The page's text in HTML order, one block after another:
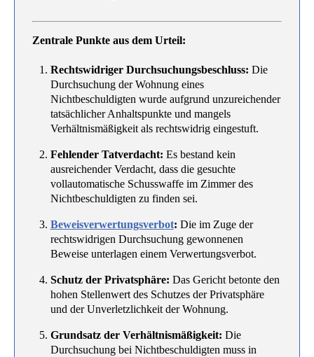
Zentrale Punkte aus dem Urteil:
Rechtswidriger Durchsuchungsbeschluss: Die
Durchsuchung der Wohnung eines
Nichtbeschuldigten wurde aufgrund unzureichender
tatsächlicher Anhaltspunkte und mangels
Verhältnismäßigkeit als rechtswidrig eingestuft.
Fehlender Tatverdacht: Es bestand kein
ausreichender Verdacht, dass die gesuchte
vollautomatische Schusswaffe im Zimmer des
Nichtbeschuldigten zu finden sei.
Beweisverwertungsverbot: Die im Zuge der
rechtswidrigen Durchsuchung gewonnenen
Beweise unterlagen einem Verwertungsverbot.
Schutz der Privatsphäre: Das Gericht betonte den
hohen Stellenwert des Schutzes der Privatsphäre
und der Unverletzlichkeit der Wohnung.
Grundsatz der Verhältnismäßigkeit: Die
Durchsuchung bei Nichtbeschuldigten muss in